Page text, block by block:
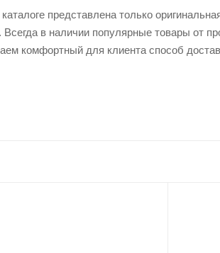
представлена только
в наличии популярные товары от
комфортный для клиента способ